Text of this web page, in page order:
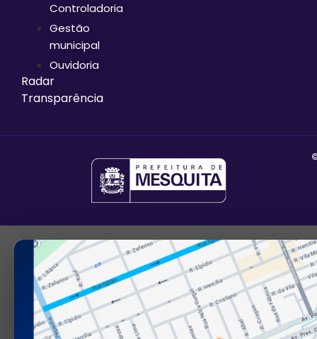
Controladoria
Gestão
municipal
Ouvidoria
Radar
Transparência